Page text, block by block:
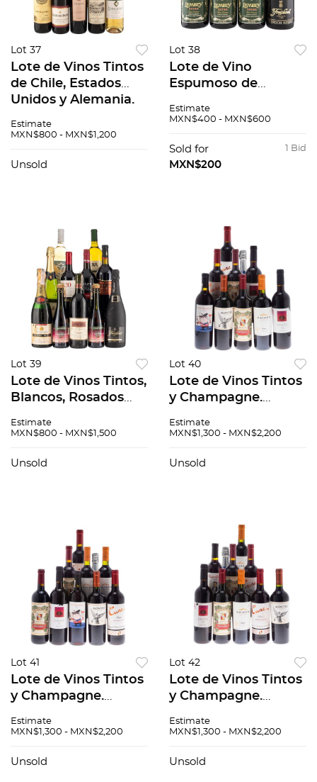
Lot 37
Lote de Vinos Tintos
de Chile, Estados
Unidos y Alemania.
presentaciones de
piezas: 11.
Estimate
MXN$800 - MXN$1,200
Unsold
Lot 38
Lote de Vino
Espumoso de
Freixenet. Lembey.
de 750 ml. Total de
piezas: 4.
Estimate
MXN$400 - MXN$600
1 Bid
Sold for
MXN$200
Lot 39
Lote de Vinos Tintos,
Blancos, Rosados
Generosos de
Chile, Estados
Estimate
MXN$800 - MXN$1,500
Unsold
Lot 40
Lote de Vinos Tintos
y Champagne.
Cune. Montes. En
200 ml. y 750 ml.
Estimate
MXN$1,300 - MXN$2,200
Unsold
Lot 41
Lote de Vinos Tintos
y Champagne.
Montes. Cune. En
200 ml. y 750 ml.
Estimate
MXN$1,300 - MXN$2,200
Unsold
Lot 42
Lote de Vinos Tintos
y Champagne.
Montes. Cune. En
200 ml. y 750 ml.
Estimate
MXN$1,300 - MXN$2,200
Unsold